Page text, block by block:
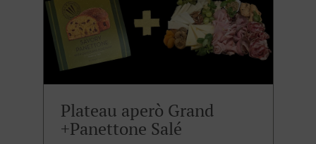
Plateau aperò Grand
+Panettone Salé